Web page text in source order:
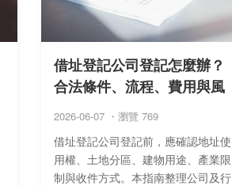
借址登記公司登記怎麼辦？
合法條件、流程、費用與風
2026-06-07 ・瀏覽 769
借址登記公司登記前，應確認地址使
用權、土地分區、建物用途、產業限
制與收件方式。本指南整理公司及行